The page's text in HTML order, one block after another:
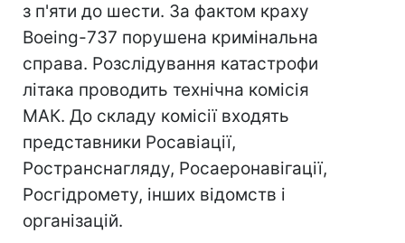
з п'яти до шести. За фактом краху
Boeing-737 порушена кримінальна
справа. Розслідування катастрофи
літака проводить технічна комісія
МАК. До складу комісії входять
представники Росавіації,
Ространснагляду, Росаеронавігації,
Росгідромету, інших відомств і
організацій.